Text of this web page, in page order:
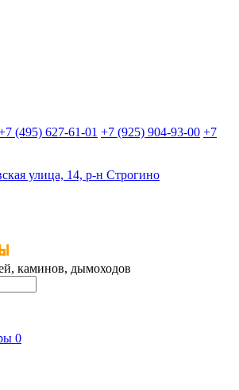
(495) 627-61-01 +7 (925) 904-93-00 +7
улица, 14, р-н Строгино
каминов, дымоходов
0